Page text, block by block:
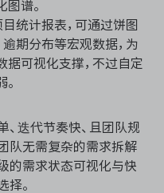
谱。
目统计报表，可通过饼图
期分布等宏观数据，为
可视化支撑，不过自定
迭代节奏快、且团队规
队无需复杂的需求拆解
的需求状态可视化与快
择。